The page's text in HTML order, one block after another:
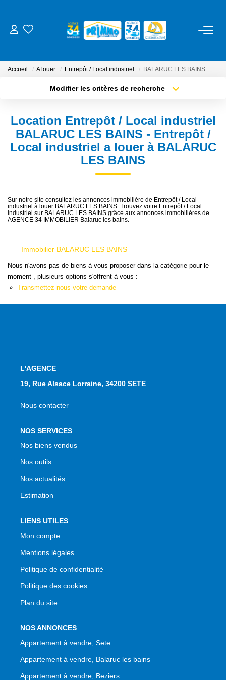
NOS SERVICES
Gestion
Location Cure / Vacances
Notre Équipe
Accueil A louer Entrepôt / Local industriel BALARUC LES BAINS
Modifier les critères de recherche
Sélectionnez...
Type de bien
Surface min
Location Entrepôt / Local industriel
BALARUC LES BAINS - Entrepôt /
Local industriel a louer à BALARUC
LES BAINS
Sur notre site consultez les annonces immobilière de Entrepôt / Local
industriel à louer BALARUC LES BAINS. Trouvez votre Entrepôt / Local
industriel sur BALARUC LES BAINS grâce aux annonces immobilières de
AGENCE 34 IMMOBILIER Balaruc les bains.
Immobilier BALARUC LES BAINS
Nous n'avons pas de biens à vous proposer dans la catégorie pour le
moment , plusieurs options s'offrent à vous :
Transmettez-nous votre demande
L'AGENCE
19, Rue Alsace Lorraine, 34200 SETE
Nous contacter
NOS SERVICES
Nos biens vendus
Nos outils
Nos actualités
Estimation
LIENS UTILES
Mon compte
Mentions légales
Politique de confidentialité
Politique des cookies
Plan du site
NOS ANNONCES
Appartement à vendre, Sete
Appartement à vendre, Balaruc les bains
Appartement à vendre, Beziers